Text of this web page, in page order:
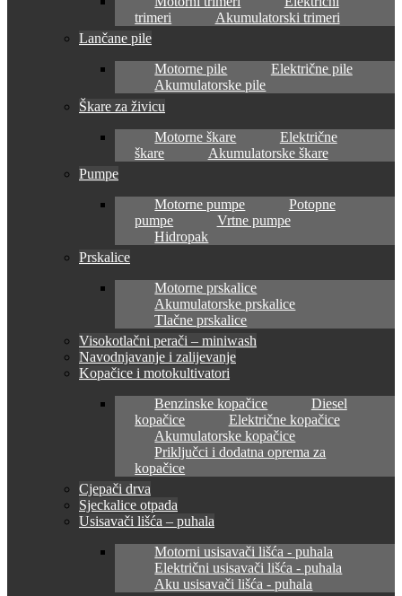
trimeri
Akumulatorski trimeri
Lančane pile
Motorne pile
Električne pile
Akumulatorske pile
Škare za živicu
Motorne škare
Električne
škare
Akumulatorske škare
Pumpe
Motorne pumpe
Potopne
pumpe
Vrtne pumpe
Hidropak
Prskalice
Motorne prskalice
Akumulatorske prskalice
Tlačne prskalice
Visokotlačni perači – miniwash
Navodnjavanje i zalijevanje
Kopačice i motokultivatori
Benzinske kopačice
Diesel
kopačice
Električne kopačice
Akumulatorske kopačice
Priključci i dodatna oprema za
kopačice
Cjepači drva
Sjeckalice otpada
Usisavači lišća – puhala
Motorni usisavači lišća - puhala
Električni usisavači lišća - puhala
Aku usisavači lišća - puhala